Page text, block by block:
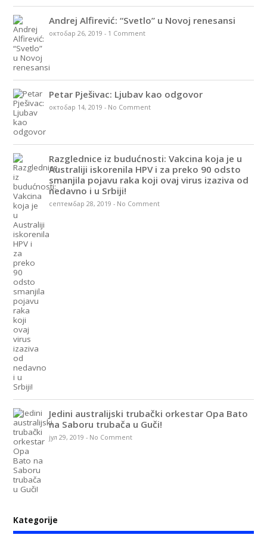
Andrej Alfirević: “Svetlo” u Novoj renesansi
октобар 26, 2019 - 1 Comment
Petar Pješivac: Ljubav kao odgovor
октобар 14, 2019 - No Comment
Razglednice iz budućnosti: Vakcina koja je u
Australiji iskorenila HPV i za preko 90 odsto
smanjila pojavu raka koji ovaj virus izaziva od
nedavno i u Srbiji!
септембар 28, 2019 - No Comment
Jedini australijski trubački orkestar Opa Bato
na Saboru trubača u Guči!
јул 29, 2019 - No Comment
Kategorije